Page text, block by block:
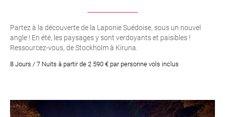
Partez à la découverte de la Laponie Suédoise, sous un nouvel
angle ! En été, les paysages y sont verdoyants et paisibles !
Ressourcez-vous, de Stockholm à Kiruna.
8 Jours / 7 Nuits à partir de 2 590 € par personne vols inclus